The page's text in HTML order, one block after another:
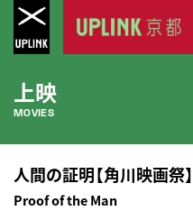
上映
MOVIES
公開中の作品
人間の証明【角川映画祭】
Proof of the Man